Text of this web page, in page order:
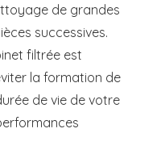
de grandes
successives.
filtrée est
la formation de
de vie de votre